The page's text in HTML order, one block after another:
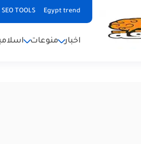
Egypt trend
SEO TOOLS
اخبار منوعات